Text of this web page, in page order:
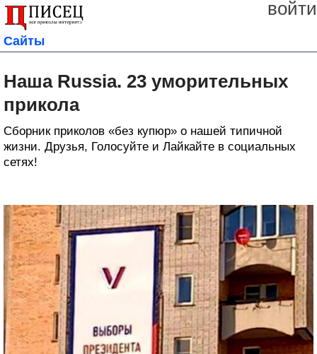
войти
Сайты
Наша Russia. 23 уморительных
прикола
Сборник приколов «без купюр» о нашей типичной
жизни. Друзья, Голосуйте и Лайкайте в социальных
сетях!